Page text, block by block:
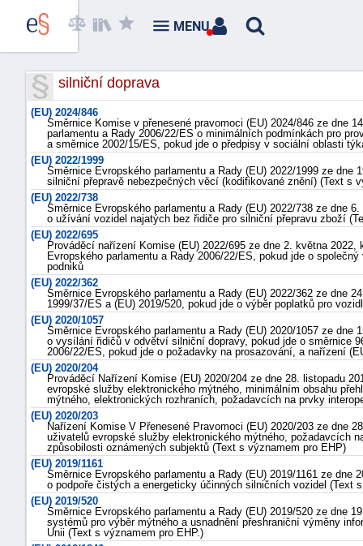
silniční doprava
(EU) 2024/846
Směrnice Komise v přenesené pravomoci (EU) 2024/846 ze dne
parlamentu a Rady 2006/22/ES o minimálních podmínkách pro
a směrnice 2002/15/ES, pokud jde o předpisy v sociální oblasti
(EU) 2022/1999
Směrnice Evropského parlamentu a Rady (EU) 2022/1999 ze dne
silniční přepravě nebezpečných věcí (kodifikované znění) (Text s
(EU) 2022/738
Směrnice Evropského parlamentu a Rady (EU) 2022/738 ze dne
o užívání vozidel najatých bez řidiče pro silniční přepravu zboží
(EU) 2022/695
Prováděcí nařízení Komise (EU) 2022/695 ze dne 2. května
Evropského parlamentu a Rady 2006/22/ES, pokud jde o
podniků
(EU) 2022/362
Směrnice Evropského parlamentu a Rady (EU) 2022/362 ze dne
1999/37/ES a (EU) 2019/520, pokud jde o výběr poplatků pro
(EU) 2020/1057
Směrnice Evropského parlamentu a Rady (EU) 2020/1057 ze
o vysílání řidičů v odvětví silniční dopravy, pokud jde o směrnice
2006/22/ES, pokud jde o požadavky na prosazování, a nařízení
(EU) 2020/204
Prováděcí Nařízení Komise (EU) 2020/204 ze dne 28. listopadu
evropské služby elektronického mýtného, minimálním obsahu
mýtného, elektronických rozhraních, požadavcích na prvky
(EU) 2020/203
Nařízení Komise V Přenesené Pravomoci (EU) 2020/203 ze dne
uživatelů evropské služby elektronického mýtného, požadavcích
způsobilosti oznámených subjektů (Text s významem pro EHP)
(EU) 2019/1161
Směrnice Evropského parlamentu a Rady (EU) 2019/1161 ze dne
o podpoře čistých a energeticky účinných silničních vozidel (Text
(EU) 2019/520
Směrnice Evropského parlamentu a Rady (EU) 2019/520 ze dne
systémů pro výběr mýtného a usnadnění přeshraniční výměny
Unii (Text s významem pro EHP.)
MENU